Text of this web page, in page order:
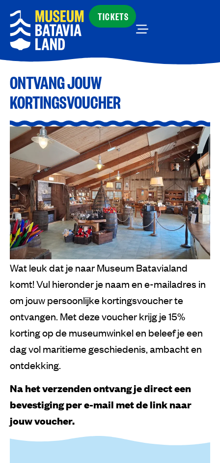
TICKETS
ONTVANG JOUW
KORTINGSVOUCHER
Wat leuk dat je naar Museum Batavialand
komt! Vul hieronder je naam en e-mailadres in
om jouw persoonlijke kortingsvoucher te
ontvangen. Met deze voucher krijg je 15%
korting op de museumwinkel en beleef je een
dag vol maritieme geschiedenis, ambacht en
ontdekking.
Na het verzenden ontvang je direct een
bevestiging per e-mail met de link naar
jouw voucher.